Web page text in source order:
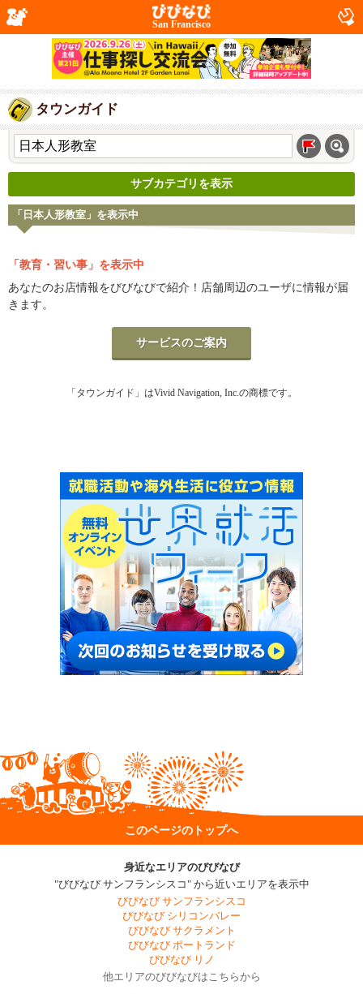
San Francisco
タウンガイド
サブカテゴリを表示
「日本人形教室」を表示中
「教育・習い事」を表示中
あなたのお店情報をびびなびで紹介！店舗周辺のユーザに情報が届
きます。
サービスのご案内
「タウンガイド」はVivid Navigation, Inc.の商標です。
このページのトップへ
身近なエリアのびびなび
"びびなび サンフランシスコ" から近いエリアを表示中
びびなび サンフランシスコ
びびなび シリコンバレー
びびなび サクラメント
びびなび ポートランド
びびなび リノ
他エリアのびびなびはこちらから